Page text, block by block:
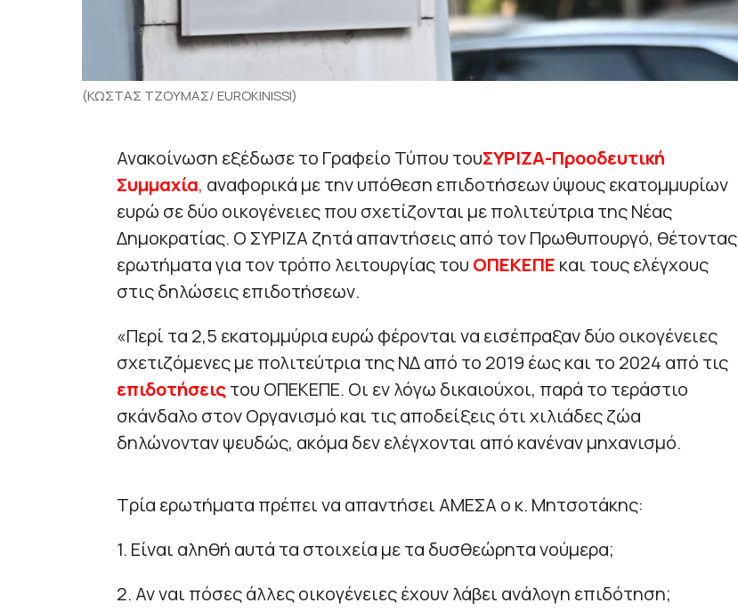
(ΚΩΣΤΑΣ ΤΖΟΥΜΑΣ/ EUROKINISSI)
Ανακοίνωση εξέδωσε το Γραφείο Τύπου τουΣΥΡΙΖΑ-Προοδευτική
Συμμαχία, αναφορικά με την υπόθεση επιδοτήσεων ύψους εκατομμυρίων
ευρώ σε δύο οικογένειες που σχετίζονται με πολιτεύτρια της Νέας
Δημοκρατίας. Ο ΣΥΡΙΖΑ ζητά απαντήσεις από τον Πρωθυπουργό, θέτοντας
ερωτήματα για τον τρόπο λειτουργίας του ΟΠΕΚΕΠΕ και τους ελέγχους
στις δηλώσεις επιδοτήσεων.
«Περί τα 2,5 εκατομμύρια ευρώ φέρονται να εισέπραξαν δύο οικογένειες
σχετιζόμενες με πολιτεύτρια της ΝΔ από το 2019 έως και το 2024 από τις
επιδοτήσειςτου ΟΠΕΚΕΠΕ. Οι εν λόγω δικαιούχοι, παρά το τεράστιο
σκάνδαλο στον Οργανισμό και τις αποδείξεις ότι χιλιάδες ζώα
δηλώνονταν ψευδώς, ακόμα δεν ελέγχονται από κανέναν μηχανισμό.
Τρία ερωτήματα πρέπει να απαντήσει ΑΜΕΣΑ ο κ. Μητσοτάκης:
1. Είναι αληθή αυτά τα στοιχεία με τα δυσθεώρητα νούμερα;
2. Αν ναι πόσες άλλες οικογένειες έχουν λάβει ανάλογη επιδότηση;